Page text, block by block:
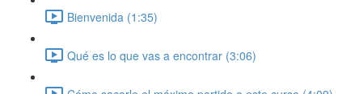
Bienvenida (1:35)
Qué es lo que vas a encontrar (3:06)